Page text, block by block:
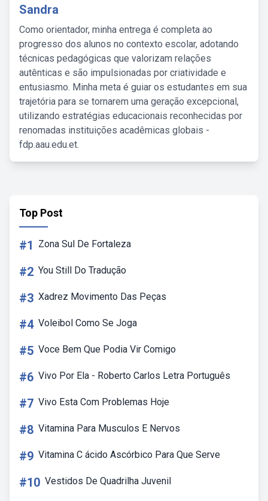
Sandra
Como orientador, minha entrega é completa ao
progresso dos alunos no contexto escolar, adotando
técnicas pedagógicas que valorizam relações
autênticas e são impulsionadas por criatividade e
entusiasmo. Minha meta é guiar os estudantes em sua
trajetória para se tornarem uma geração excepcional,
utilizando estratégias educacionais reconhecidas por
renomadas instituições acadêmicas globais -
fdp.aau.edu.et.
Top Post
#1 Zona Sul De Fortaleza
#2 You Still Do Tradução
#3 Xadrez Movimento Das Peças
#4 Voleibol Como Se Joga
#5 Voce Bem Que Podia Vir Comigo
#6 Vivo Por Ela - Roberto Carlos Letra Português
#7 Vivo Esta Com Problemas Hoje
#8 Vitamina Para Musculos E Nervos
#9 Vitamina C ácido Ascórbico Para Que Serve
#10 Vestidos De Quadrilha Juvenil